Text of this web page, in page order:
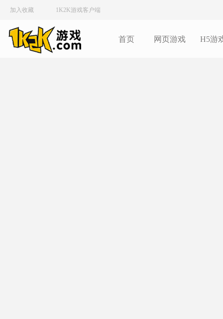
加入收藏 1K2K游戏客户端
首页 网页游戏 H5游